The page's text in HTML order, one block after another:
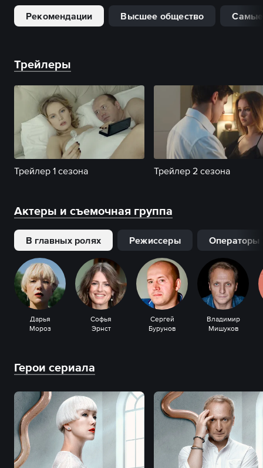
Рекомендации Высшее общество Самые
Трейлеры
Трейлер 1 сезона Трейлер 2 сезона
Актеры и съемочная группа
В главных ролях Режиссеры Операторы
Дарья
Мороз
Софья
Эрнст
Сергей
Бурунов
Владимир
Мишуков
Герои сериала